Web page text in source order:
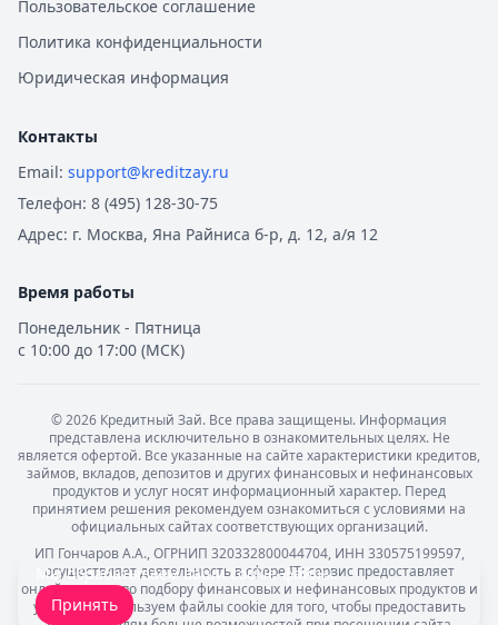
Пользовательское соглашение
Политика конфиденциальности
Юридическая информация
Контакты
Email: support@kreditzay.ru
Телефон: 8 (495) 128-30-75
Адрес: г. Москва, Яна Райниса б-р, д. 12, а/я 12
Время работы
Понедельник - Пятница
с 10:00 до 17:00 (МСК)
©2026 Кредитный Зай. Все права защищены. Информация
представлена исключительно в ознакомительных целях. Не
является офертой. Все указанные на сайте характеристики кредитов,
займов, вкладов, депозитов и других финансовых и нефинансовых
продуктов и услуг носят информационный характер. Перед
принятием решения рекомендуем ознакомиться с условиями на
официальных сайтах соответствующих организаций.
ИП Гончаров А.А., ОГРНИП 320332800044704, ИНН 330575199597,
осуществляет деятельность в сфере IT: сервис предоставляет
онлайн-услуги по подбору финансовых и нефинансовых продуктов и
услуг. Мы используем файлы cookie для того, чтобы предоставить
Мы обрабатываем ваши cookie-файлы.
Принять